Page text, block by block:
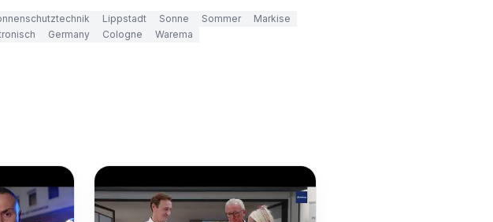
Lippstadt Sonne Sommer
Markise
Germany Cologne Warema